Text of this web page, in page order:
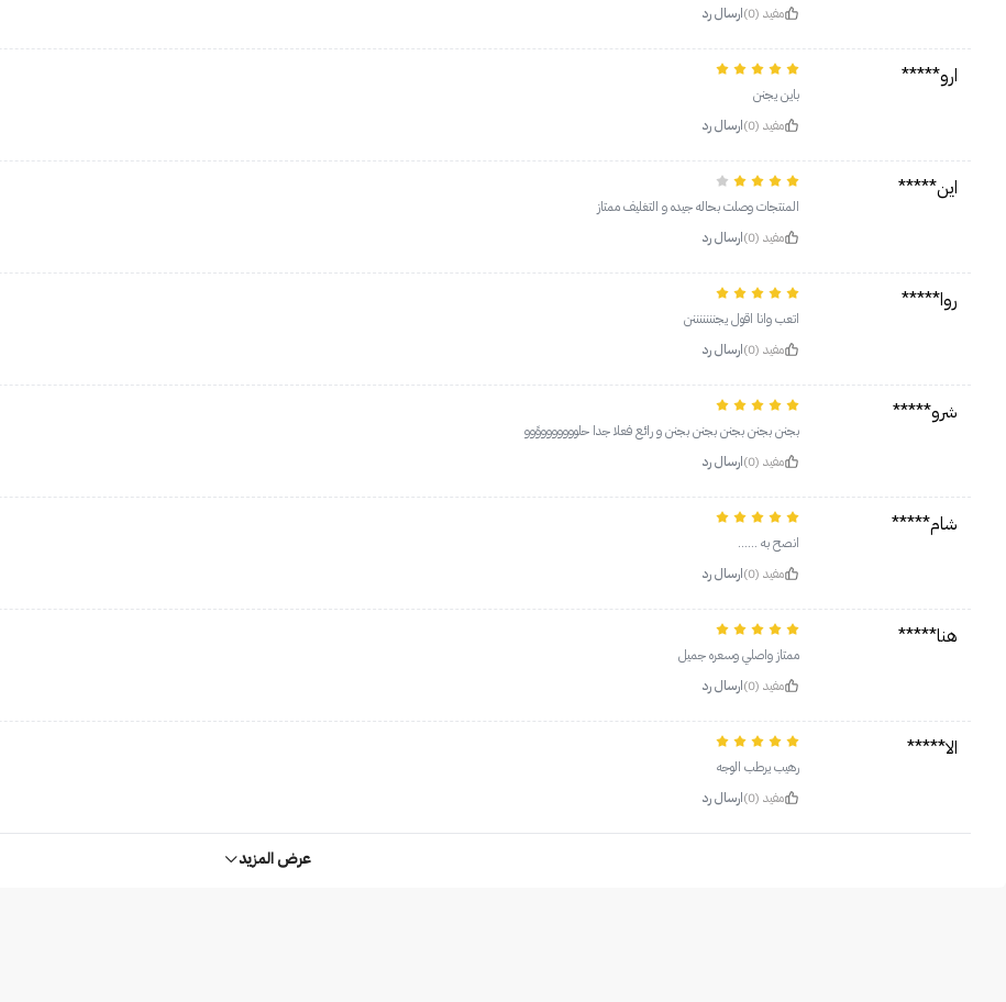
مفيد (0)
ارسال رد
ارو*****
باين يجنن
مفيد (0)
ارسال رد
اين*****
المنتجات وصلت بحاله جيده و التغليف ممتاز
مفيد (0)
ارسال رد
روا*****
اتعب وانا اقول يجنننننننن
مفيد (0)
ارسال رد
شرو*****
بجنن بجنن بجنن بجنن بجنن و رائع فعلا جدا حلووووووووًوو
مفيد (0)
ارسال رد
شام*****
انصح به ……
مفيد (0)
ارسال رد
هنا*****
ممتاز واصلي وسعره جميل
مفيد (0)
ارسال رد
الا*****
رهيب يرطب الوجه
مفيد (0)
ارسال رد
عرض المزيد